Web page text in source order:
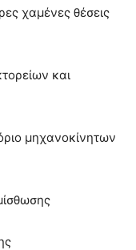
χαμένες θέσεις
και
μηχανοκίνητων